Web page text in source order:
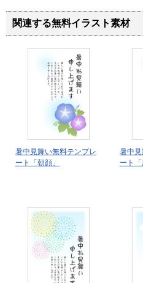
関連する無料イラスト素材
暑中見舞い無料テンプレ
ート「朝顔」
暑中
ート「